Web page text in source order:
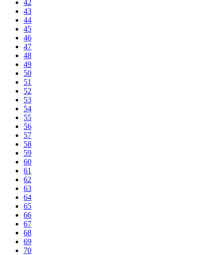
42
43
44
45
46
47
48
49
50
51
52
53
54
55
56
57
58
59
60
61
62
63
64
65
66
67
68
69
70